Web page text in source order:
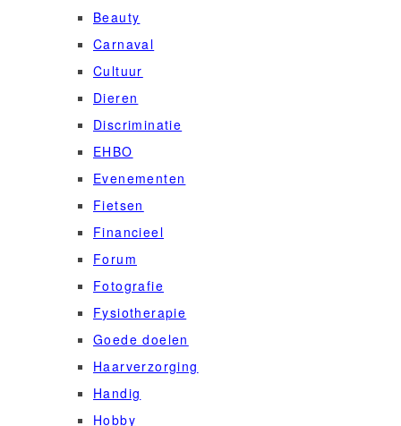
Beauty
Carnaval
Cultuur
Dieren
Discriminatie
EHBO
Evenementen
Fietsen
Financieel
Forum
Fotografie
Fysiotherapie
Goede doelen
Haarverzorging
Handig
Hobby